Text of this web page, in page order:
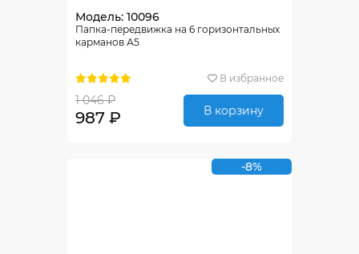
Модель: 10096
Папка-передвижка на 6 горизонтальных
карманов А5
В избранное
1 046 ₽
987 ₽ В корзину
-8%